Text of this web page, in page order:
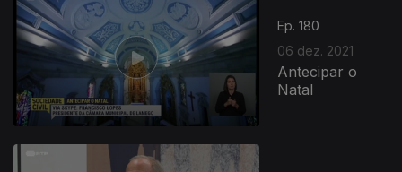
Ep. 180
06 dez. 2021
Antecipar o
Natal